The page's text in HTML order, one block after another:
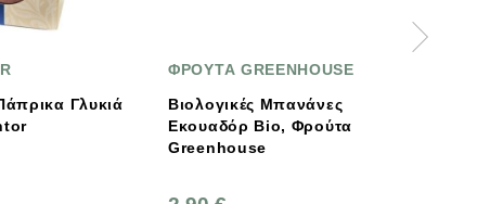
ΦΡΟΥΤΑ GREENHOUSE
Βιολογικές Μπανάνες
Εκουαδόρ Bio, Φρούτα
ΒΙΟΑΓΡΟΣ
Βιολογικό Αλεύρι
Καλαμποκιού 1 Κιλό